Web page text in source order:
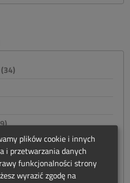
(34)
(15)
plików cookie i innych
i przetwarzania danych
funkcjonalności strony
wyrazić zgodę na